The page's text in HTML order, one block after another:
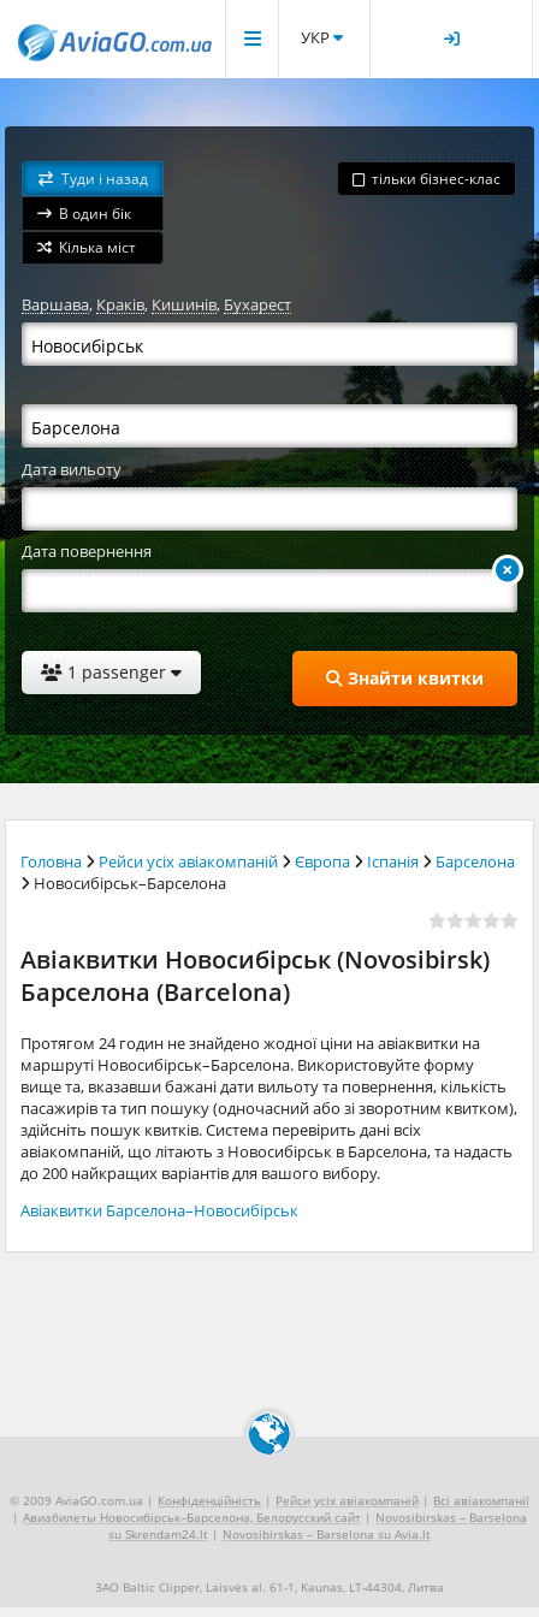
УКР
Туди і назад
В один бік
Кілька міст
тільки бізнес-клас
Варшава, Краків,Кишинів,Бухарест
Дата вильоту
Дата повернення
1 passenger Знайти квитки
Головна Рейси усіх авіакомпаній Європа Іспанія
Барселона
Новосибірськ–Барселона
Авіаквитки Новосибірськ (Novosibirsk)
Барселона (Barcelona)
Протягом 24 годин не знайдено жодної ціни на авіаквитки на
маршруті Новосибірськ–Барселона. Використовуйте форму
вище та, вказавши бажані дати вильоту та повернення, кількість
пасажирів та тип пошуку (одночасний або зі зворотним квитком),
здійсніть пошук квитків. Система перевірить дані всіх
авіакомпаній, що літають з Новосибірськ в Барселона, та надасть
до 200 найкращих варіантів для вашого вибору.
Авіаквитки Барселона–Новосибірськ
© 2009 AviaGO.com.ua | Конфіденційність | Рейси усіх авіакомпаній | Всі авіакомпанії
| Авиабилеты Новосибірськ–Барселона, Белорусский сайт | Novosibirskas – Barselona
su Skrendam24.lt | Novosibirskas – Barselona su Avia.lt
ЗАО Baltic Clipper, Laisvės al. 61-1, Kaunas, LT-44304, Литва